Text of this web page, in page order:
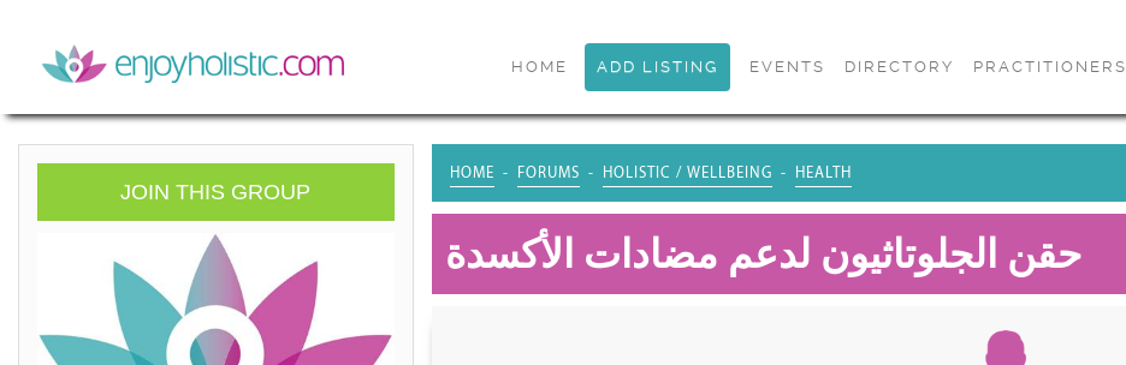
HOME ADD LISTING EVENTS DIRECTORY PRACTITIONERS
JOIN THIS GROUP
HOME FORUMS HOLISTIC / WELLBEING HEALTH
حقن الجلوتاثيون لدعم مضادات الأكسدة